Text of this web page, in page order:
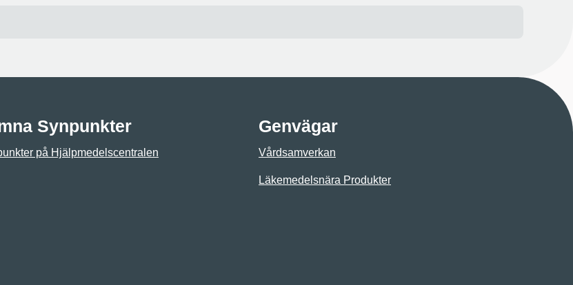
Synpunkter
på Hjälpmedelscentralen
Genvägar
Vårdsamverkan
Läkemedelsnära Produkter